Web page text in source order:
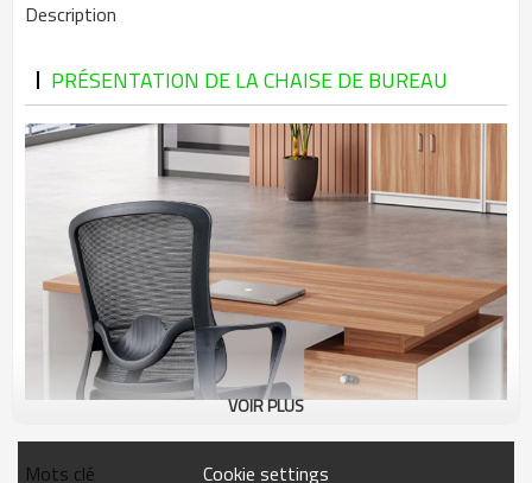
Description
PRÉSENTATION DE LA CHAISE DE BUREAU
VOIR PLUS
Mots clé Cookie settings